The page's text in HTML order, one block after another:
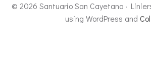
© 2026 Santuario San Cayetano ·
using WordPress and